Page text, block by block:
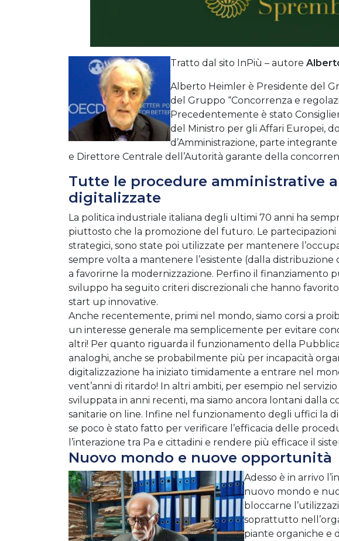
Tratto dal sito InPiù – autore
Alberto Heimler è Presidente del
del Gruppo “Concorrenza e
Precedentemente è stato
del Ministro per gli Affari Europei,
d’Amministrazione, parte
e Direttore Centrale dell’Autorità garante della
Tutte le procedure amministrative
digitalizzate
La politica industriale italiana degli ultimi 70 anni ha
piuttosto che la promozione del futuro. Le partecipazioni
strategici, sono state poi utilizzate per mantenere
sempre volta a mantenere l’esistente (dalla distribuzione
a favorirne la modernizzazione. Perfino il finanziamento
sviluppo ha seguito criteri discrezionali che hanno
start up innovative.
Anche recentemente, primi nel mondo, siamo corsi a
un interesse generale ma semplicemente per evitare
altri! Per quanto riguarda il funzionamento della
analoghi, anche se probabilmente più per incapacità
digitalizzazione ha iniziato timidamente a entrare nel
vent’anni di ritardo! In altri ambiti, per esempio nel
sviluppata in anni recenti, ma siamo ancora lontani dalla
sanitarie on line. Infine nel funzionamento degli uffici la
se poco è stato fatto per verificare l’efficacia delle
l’interazione tra Pa e cittadini e rendere più efficace il
Nuovo mondo e nuove opportunità
Adesso è in arrivo
nuovo mondo e
bloccarne
soprattutto
piante organiche e